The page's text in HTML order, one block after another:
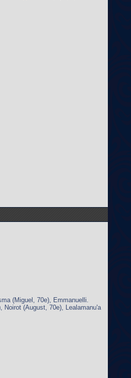
(Miguel, 70e), Emmanuelli.
Noirot (August, 70e), Lealamanu'a